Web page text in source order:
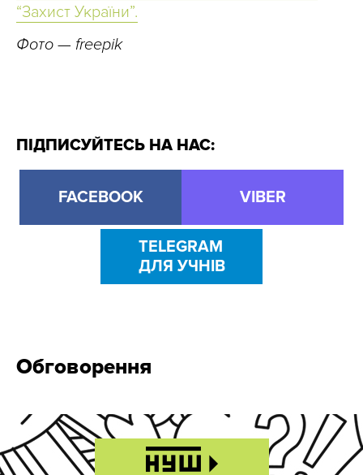
“Захист України”.
Фото — freepik
ПІДПИСУЙТЕСЬ НА НАС:
FACEBOOK VIBER
TELEGRAM
ДЛЯ УЧНІВ
Обговорення